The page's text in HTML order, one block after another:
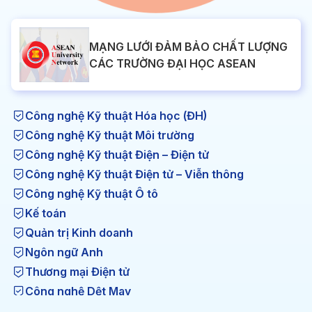
MẠNG LƯỚI ĐẢM BẢO CHẤT LƯỢNG
CÁC TRƯỜNG ĐẠI HỌC ASEAN
Công nghệ Kỹ thuật Hóa học (ĐH)
Công nghệ Kỹ thuật Môi trường
Công nghệ Kỹ thuật Điện – Điện tử
Công nghệ Kỹ thuật Điện tử – Viễn thông
Công nghệ Kỹ thuật Ô tô
Kế toán
Quản trị Kinh doanh
Ngôn ngữ Anh
Thương mại Điện tử
Công nghệ Dệt May